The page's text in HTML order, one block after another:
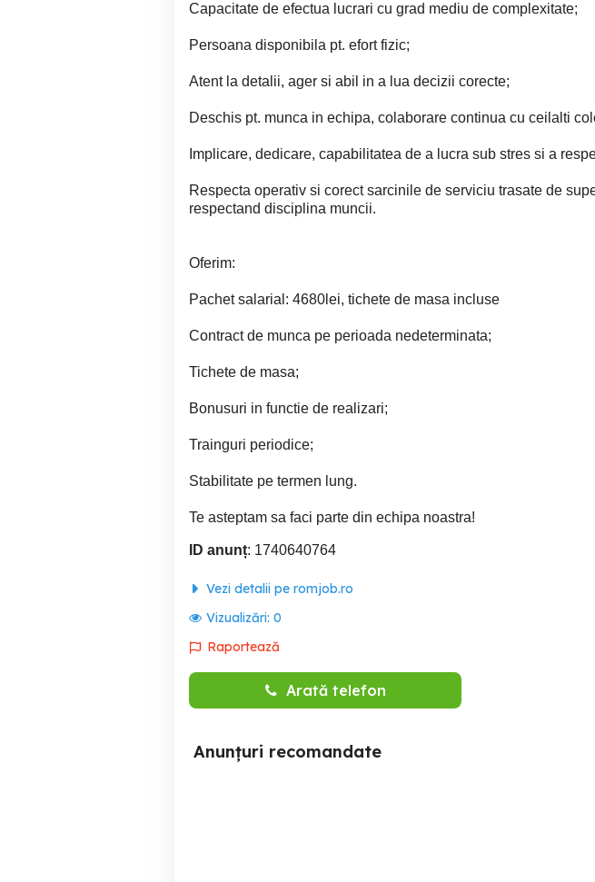
Capacitate de efectua lucrari cu grad mediu de complexitate;
Persoana disponibila pt. efort fizic;
Atent la detalii, ager si abil in a lua decizii corecte;
Deschis pt. munca in echipa, colaborare continua cu ceilalti
Implicare, dedicare, capabilitatea de a lucra sub stres si a
Respecta operativ si corect sarcinile de serviciu trasate de
respectand disciplina muncii.
Oferim:
Pachet salarial: 4680lei, tichete de masa incluse
Contract de munca pe perioada nedeterminata;
Tichete de masa;
Bonusuri in functie de realizari;
Trainguri periodice;
Stabilitate pe termen lung.
Te asteptam sa faci parte din echipa noastra!
ID anunț: 1740640764
Vezi detalii pe romjob.ro
Vizualizări: 0
Raportează
Arată telefon
Anunțuri recomandate